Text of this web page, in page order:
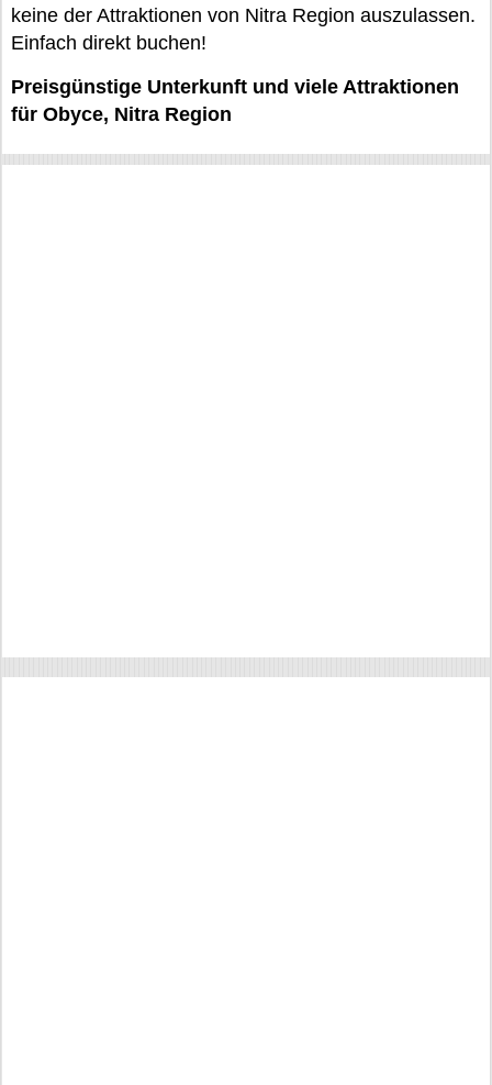
keine der Attraktionen von Nitra Region auszulassen.
Einfach direkt buchen!
Preisgünstige Unterkunft und viele Attraktionen
für Obyce, Nitra Region